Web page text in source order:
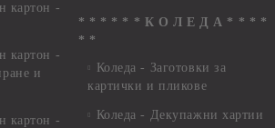
картон -
картон -
и
картон -
* * * * * * К О Л Е Д А * * * *
* *
Коледа - Заготовки за
картички и пликове
Коледа - Декупажни хартии